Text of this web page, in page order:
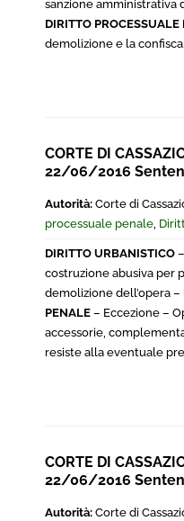
sanzione amministrativa
DIRITTO PROCESSUALE
demolizione e la confisca.
CORTE DI
22/06/2016
Autorità: Corte di
processuale penale,
DIRITTO URBANISTICO
costruzione abusiva per
demolizione dell’opera –
PENALE – Eccezione –
accessorie,
resiste alla eventuale
CORTE DI
22/06/2016
Autorità: Corte di